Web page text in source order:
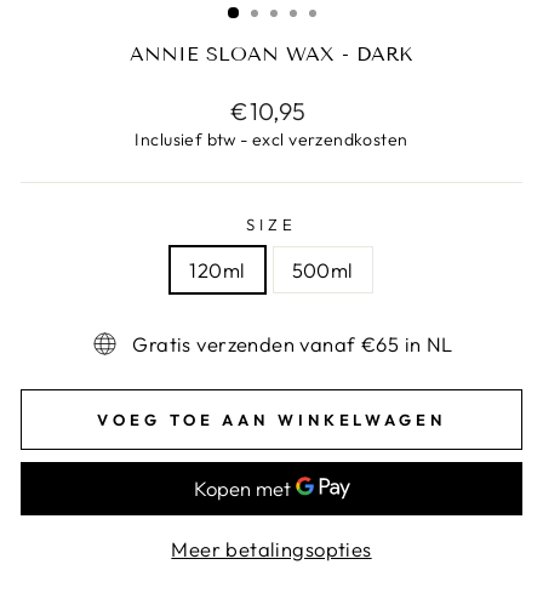
ANNIE SLOAN WAX - DARK
Prijs
€10,95
Inclusief btw - excl verzendkosten
SIZE
120ml 500ml
Gratis verzenden vanaf €65 in NL
VOEG TOE AAN WINKELWAGEN
Meer betalingsopties